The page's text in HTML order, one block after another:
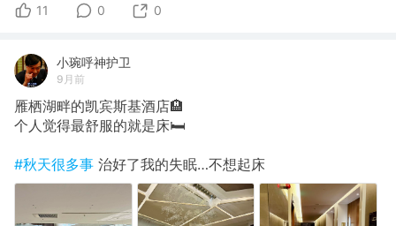
11 0 0
小琬呼神护卫
9月前
雁栖湖畔的凯宾斯基酒店🏨
个人觉得最舒服的就是床🛏️
#秋天很多事 治好了我的失眠…不想起床